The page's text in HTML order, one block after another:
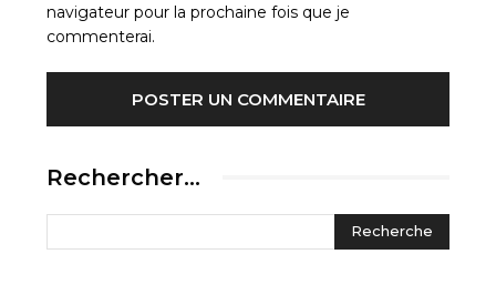
navigateur pour la prochaine fois que je
commenterai.
Rechercher…